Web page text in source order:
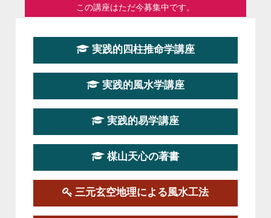
この講座はただ今募集中です。
第１９期立命塾『実践的易学講座』
2026-08-22～2026-10-25
第19期立命塾実践的四柱推命学講座
2026-03-20～2026-07-19
第１９期立命塾実践的風水学講座
この講座の募集は終了しました。
実践的四柱推命学講座
実践的風水学講座
実践的易学講座
楳山天心の著書
三元玄空地理による風水工法